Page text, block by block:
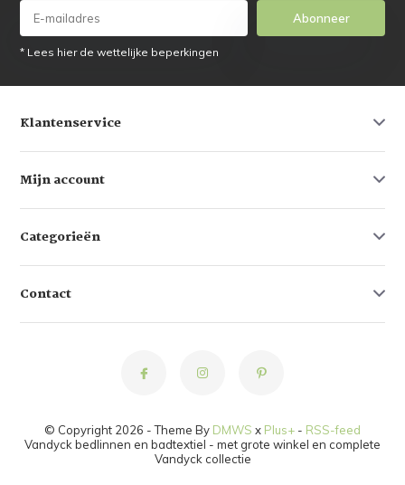
Abonneer
* Lees hier de wettelijke beperkingen
Klantenservice
Mijn account
Categorieën
Contact
© Copyright 2026 - Theme By DMWS x Plus+ - RSS-feed
Vandyck bedlinnen en badtextiel - met grote winkel en complete
Vandyck collectie